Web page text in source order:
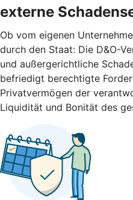
externe
Ob vom eigenen
durch den Staat: Die D&O-
und außergerichtliche
befriedigt berechtigte
Privatvermögen der
Liquidität und Bonität des